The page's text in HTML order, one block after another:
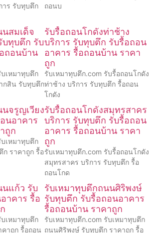
าร รับทุบตึก
ถอนบ
สมเด็จ
บทุบตึก รับ
ถอนบ้าน
เหมาทุบตึก
กสิน รับทุบตึก
รับรื้อถอนโกดังท่าช้าง
บริการ รับทุบตึก รับรื้อถอน
อาคาร รื้อถอนบ้าน ราคา
ถูก
รับเหมาทุบตึก.com รับรื้อถอนโกดัง
ท่าช้าง บริการ รับทุบตึก รื้อถอน
โกดัง
จรูญเวียง
นอาคาร
ถูก
เหมาทุบตึก
ราคาถูก รื้อ
รับรื้อถอนโกดังสมุทรสาคร
บริการ รับทุบตึก รับรื้อถอน
อาคาร รื้อถอนบ้าน ราคา
ถูก
รับเหมาทุบตึก.com รับรื้อถอนโกดัง
สมุทรสาคร บริการ รับทุบตึก รื้อ
ถอนโกด
นแก้ว รับ
าคาร รื้อ
เหมาทุบตึก
าถูก รื้อถอน
รับเหมาทุบตึกถนนศิริพงษ์
รับทุบตึก รับรื้อถอนอาคาร
รื้อถอนบ้าน ราคาถูก
รับเหมาทุบตึก.com รับเหมาทุบตึก
ถนนศิริพงษ์ รับทุบตึก ราคาถูก รื้อ